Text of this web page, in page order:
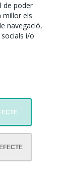
de poder
millor els
navegació,
i/o
DE: